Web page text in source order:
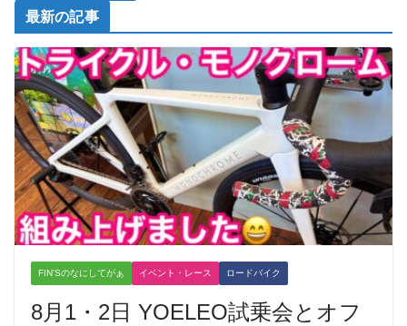
最新の記事
FIN'Sのなにしてがぁ イベント・レース ロードバイク
8月1・2日 YOELEO試乗会とオフ